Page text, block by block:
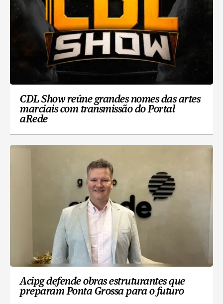
CDL Show reúne grandes nomes das artes
marciais com transmissão do Portal
aRede
Acipg defende obras estruturantes que
preparam Ponta Grossa para o futuro